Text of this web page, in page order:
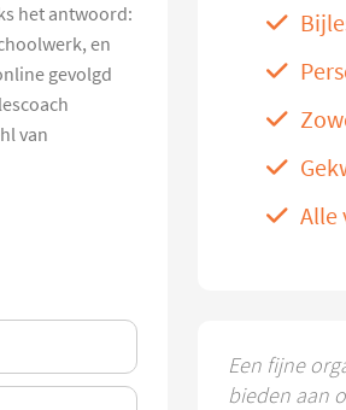
het antwoord:
en
gevolgd
van
Alle
Een fijne
bieden aan